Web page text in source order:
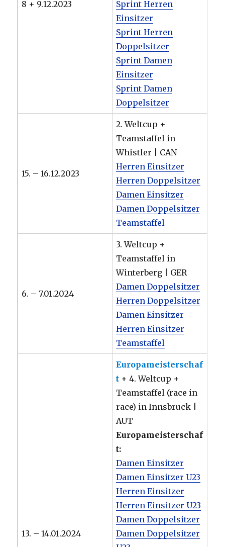
8 + 9.12.2023
Sprint Herren
Einsitzer
Sprint Herren
Doppelsitzer
Sprint Damen
Einsitzer
Sprint Damen
Doppelsitzer
15. – 16.12.2023
2. Weltcup +
Teamstaffel in
Whistler | CAN
Herren Einsitzer
Herren Doppelsitzer
Damen Einsitzer
Damen Doppelsitzer
Teamstaffel
6. – 7.01.2024
3. Weltcup +
Teamstaffel in
Winterberg | GER
Damen Doppelsitzer
Herren Doppelsitzer
Damen Einsitzer
Herren Einsitzer
Teamstaffel
13. – 14.01.2024
Europameisterschaf
t + 4. Weltcup +
Teamstaffel (race in
race) in Innsbruck |
AUT
Europameisterschaf
t:
Damen Einsitzer
Damen Einsitzer U23
Herren Einsitzer
Herren Einsitzer U23
Damen Doppelsitzer
Damen Doppelsitzer